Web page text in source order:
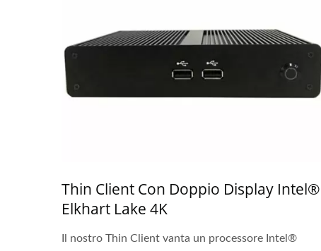
Thin Client Con Doppio Display Intel®
Elkhart Lake 4K
Il nostro Thin Client vanta un processore Intel®